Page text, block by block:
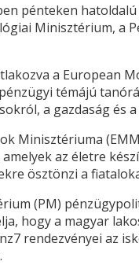
pénteken
Minisztérium, a
a European
témájú
a gazdaság és
Minisztériuma
az életre
ösztönzi a
(PM)
hogy a magyar
rendezvényei az